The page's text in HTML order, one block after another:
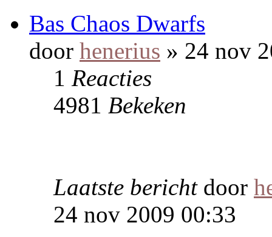
Bas Chaos Dwarfs
door henerius » 24 nov
1 Reacties
4981 Bekeken
Laatste bericht door
24 nov 2009 00:33